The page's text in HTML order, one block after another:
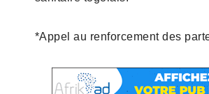
*Appel au renforcement des